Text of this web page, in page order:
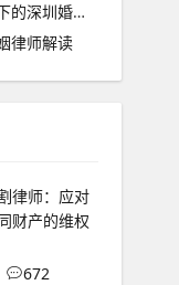
家庭律师解析
律师解读
律师：应对
财产的维权
672